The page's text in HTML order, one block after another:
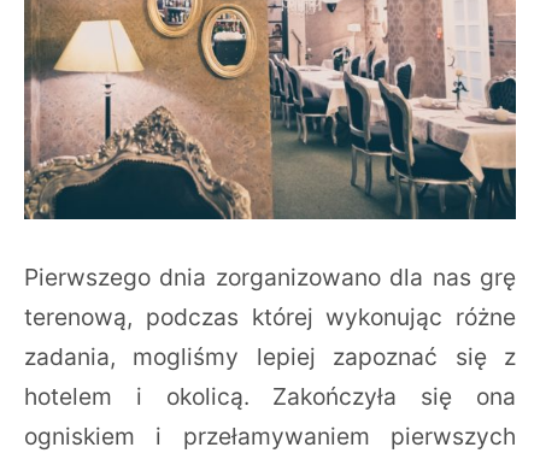
Pierwszego dnia zorganizowano dla nas grę
terenową, podczas której wykonując różne
zadania, mogliśmy lepiej zapoznać się z
hotelem i okolicą. Zakończyła się ona
ogniskiem i przełamywaniem pierwszych